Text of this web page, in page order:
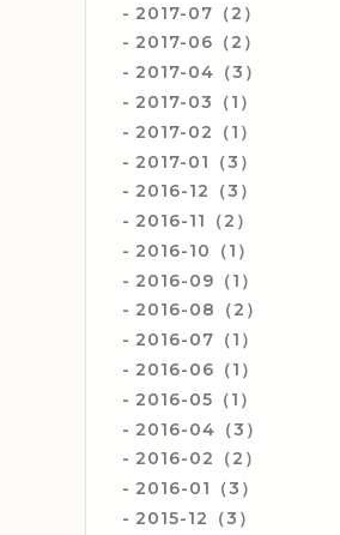
2017-07（2）
2017-06（2）
2017-04（3）
2017-03（1）
2017-02（1）
2017-01（3）
2016-12（3）
2016-11（2）
2016-10（1）
2016-09（1）
2016-08（2）
2016-07（1）
2016-06（1）
2016-05（1）
2016-04（3）
2016-02（2）
2016-01（3）
2015-12（3）